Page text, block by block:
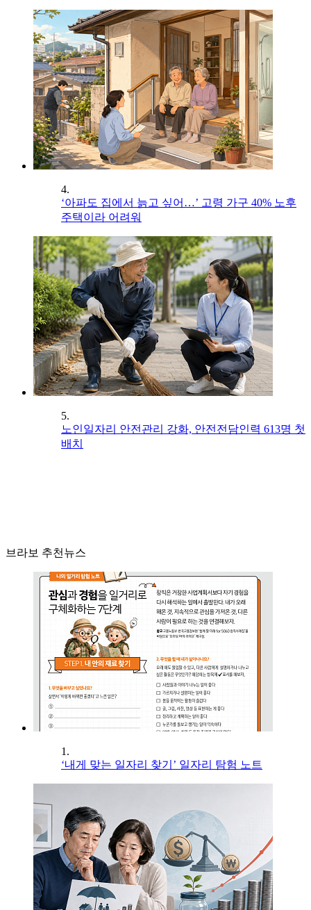
4.
‘아파도 집에서 늙고 싶어…’ 고령 가구 40% 노후
주택이라 어려워
5.
노인일자리 안전관리 강화, 안전전담인력 613명 첫
배치
브라보 추천뉴스
1.
‘내게 맞는 일자리 찾기’ 일자리 탐험 노트